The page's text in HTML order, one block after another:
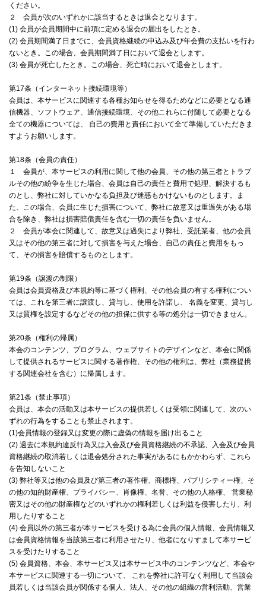
ください。
２ 会員が次のいずれかに該当するときは退会となります。
(1) 会員が会員期間中に前項に定める退会の届出をしたとき。
(2) 会員期間満了日までに、会員資格継続の申込み及び年会費の支払いを行わ
ないとき。この場合、会員期間満了日において退会とします。
(3) 会員が死亡したとき。この場合、死亡時において退会とします。
第17条（インターネット接続環境等）
会員は、本サービスに関連する各種お知らせを得るためなどに必要となる通
信機器、ソフトウェア、通信接続環境、その他これらに付随して必要となる
全ての機器については、 自己の費用と責任において全て準備していただきま
すようお願いします。
第18条（会員の責任）
１ 会員が、本サービスの利用に関して他の会員、その他の第三者とトラブ
ルその他の紛争を生じた場合、会員は自己の責任と費用で処理、解決するも
のとし、弊社に対していかなる負担及び迷惑もかけないものとします。ま
た、この場合、会員に生じた損害について、弊社に故意又は重過失がある場
合を除き、弊社は損害賠償責任を含む一切の責任を負いません。
２ 会員が本会に関連して、故意又は過失により弊社、受託業者、他の会員
又はその他の第三者に対して損害を与えた場合、自己の責任と費用をもっ
て、その損害を賠償するものとします。
第19条（譲渡の制限）
会員は会員資格及び本規約等に基づく権利、その他会員の有する権利につい
ては、これを第三者に譲渡し、貸与し、使用を許諾し、 名義を変更、貸与し
又は質権を設定するなどその他の担保に供する等の処分は一切できません。
第20条（権利の帰属）
本会のコンテンツ、プログラム、ウェブサイトのデザインなど、本会に関係
して提供されるサービスに関する著作権、その他の権利は、弊社（業務提携
する関連会社を含む）に帰属します。
第21条（禁止事項）
会員は、本会の活動又は本サービスの提供若しくは受領に関連して、次のい
ずれの行為をすることも禁止されます。
(1)会員情報の登録又は変更の際に虚偽の情報を届け出ること
(2) 過去に本規約違反行為又は入会及び会員資格継続の不承認、入会及び会員
資格継続の取消若しくは退会処分された事実があるにもかかわらず、これら
を告知しないこと
(3) 弊社等又は他の会員及び第三者の著作権、商標権、パブリシティー権、そ
の他の知的財産権、プライバシー、肖像権、名誉、その他の人格権、 営業秘
密又はその他の財産権などのいずれかの権利若しくは利益を侵害したり、利
用したりすること
(4) 会員以外の第三者が本サービスを受ける為に会員の個人情報、会員情報又
は会員資格情報を当該第三者に利用させたり、他者になりすまして本サービ
スを受けたりすること
(5) 会員資格、本会、本サービス又は本サービス中のコンテンツなど、本会や
本サービスに関連する一切について、 これを弊社に許可なく利用して当該会
員若しくは当該会員が関係する個人、法人、その他の組織の営利活動、営業